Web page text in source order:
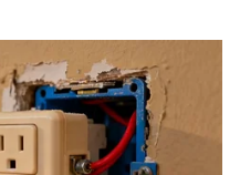
ಮಾಡುತ್ತದೆ.
ಸನ್ನಿವೇಶಗಳನ್ನು ಹೆಚ್ಚು